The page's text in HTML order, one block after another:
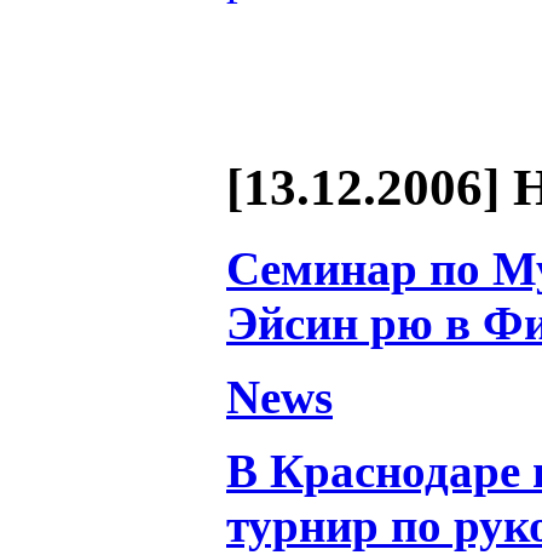
[13.12.2006]
Семинар по
Эйсин рю в
News
В
турнир по